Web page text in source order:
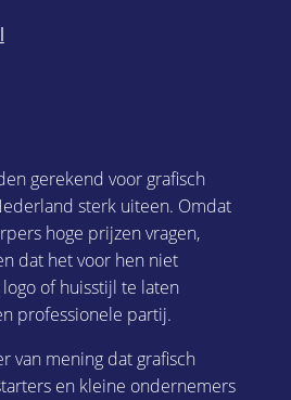
gerekend voor grafisch
sterk uiteen. Omdat
hoge prijzen vragen,
dat het voor hen niet
of huisstijl te laten
professionele partij.
van mening dat grafisch
en kleine ondernemers